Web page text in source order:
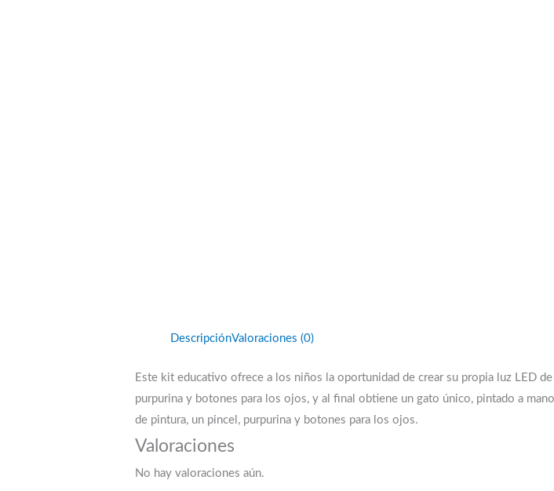
DescripciónValoraciones (0)
Este kit educativo ofrece a los niños la oportunidad de crear su propia luz LED
purpurina y botones para los ojos, y al final obtiene un gato único, pintado a
de pintura, un pincel, purpurina y botones para los ojos.
Valoraciones
No hay valoraciones aún.